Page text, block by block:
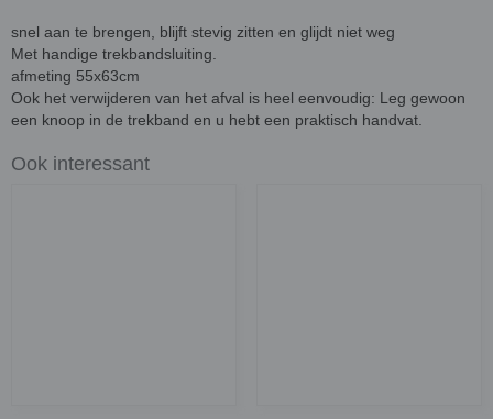
snel aan te brengen, blijft stevig zitten en glijdt niet weg
Met handige trekbandsluiting.
afmeting 55x63cm
Ook het verwijderen van het afval is heel eenvoudig: Leg gewoon
een knoop in de trekband en u hebt een praktisch handvat.
Ook interessant